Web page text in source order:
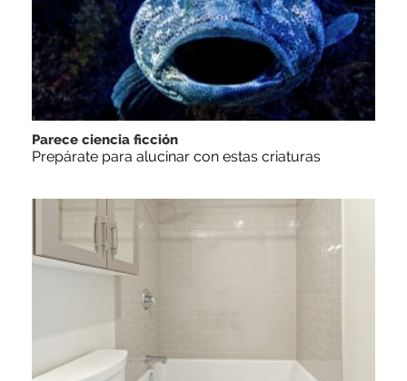
Parece ciencia ficción
Prepárate para alucinar con estas criaturas